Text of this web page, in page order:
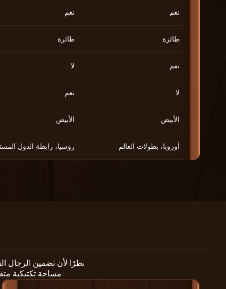
نعم نعم
طائرة طائرة
لا نعم
نعم لا
الأبيض الأبيض
روسيا، رابطة الدول أوروبا، بطولات العالم
نظرًا لأن تضمين الرجال
مساحة تكتيكية